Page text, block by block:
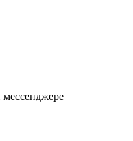
мессенджере